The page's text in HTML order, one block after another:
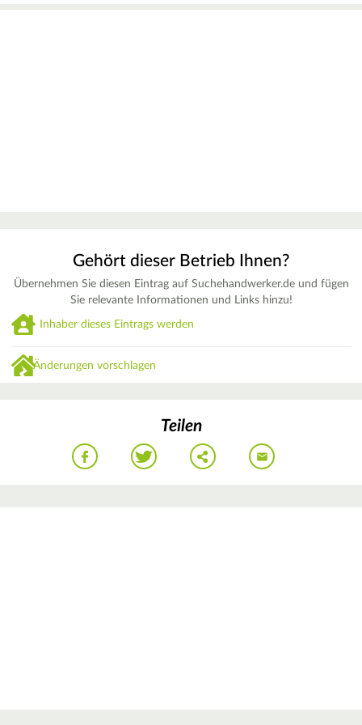
Gehört dieser Betrieb Ihnen?
Übernehmen Sie diesen Eintrag auf Suchehandwerker.de und fügen
Sie relevante Informationen und Links hinzu!
Inhaber dieses Eintrags werden
Änderungen vorschlagen
Teilen